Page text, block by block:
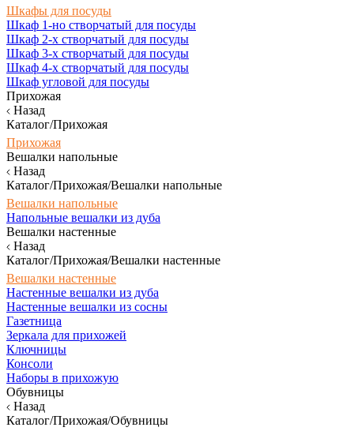
Шкафы для посуды
Шкаф 1-но створчатый для посуды
Шкаф 2-х створчатый для посуды
Шкаф 3-х створчатый для посуды
Шкаф 4-х створчатый для посуды
Шкаф угловой для посуды
Прихожая
Назад
Каталог/Прихожая
Прихожая
Вешалки напольные
Назад
Каталог/Прихожая/Вешалки напольные
Вешалки напольные
Напольные вешалки из дуба
Вешалки настенные
Назад
Каталог/Прихожая/Вешалки настенные
Вешалки настенные
Настенные вешалки из дуба
Настенные вешалки из сосны
Газетница
Зеркала для прихожей
Ключницы
Консоли
Наборы в прихожую
Обувницы
Назад
Каталог/Прихожая/Обувницы